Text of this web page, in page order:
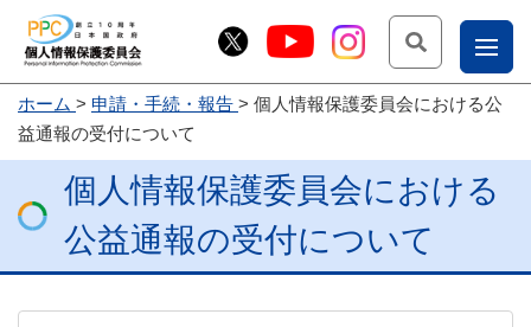
お
問
合
せ
じょ
ー部
ホーム 申請・手続・報告
個人情報保護委員会における公
益通報の受付について
個人情報保護委員会における
公益通報の受付について